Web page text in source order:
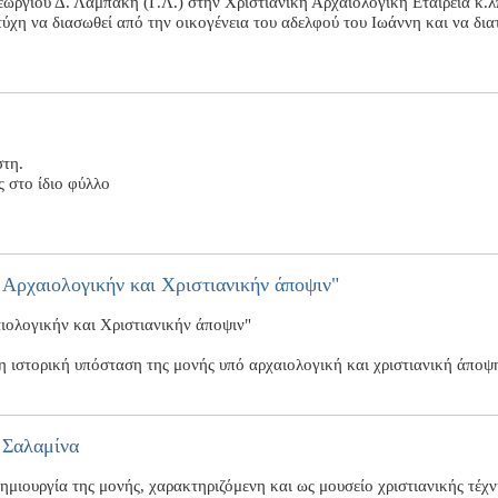
να διασωθεί από την οικογένεια του αδελφού του Ιωάννη και να
ίδιο φύλλο
και Χριστιανικήν άποψιν"
και Χριστιανικήν άποψιν"
ιστορική υπόσταση της μονής υπό αρχαιολογική και χριστιανική
της μονής, χαρακτηριζόμενη και ως μουσείο χριστιανικής